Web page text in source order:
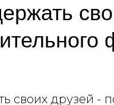
своих друзей -